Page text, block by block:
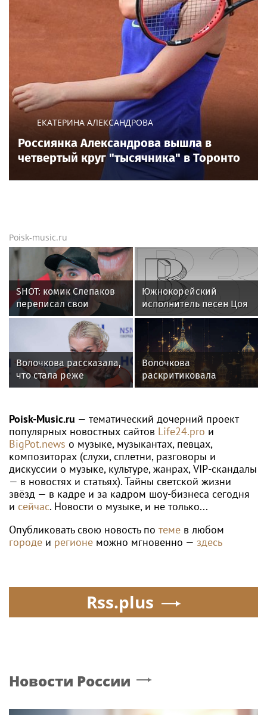
«Коммерсантъ»: Wildberries готовится
запустить собственный мессенджер
Новости тенниса
ЕКАТЕРИНА АЛЕКСАНДРОВА
Россиянка Александрова вышла в
четвертый круг "тысячника" в Торонто
квартиры в РФ на
переезда
Сон Вон Соп захотел
России